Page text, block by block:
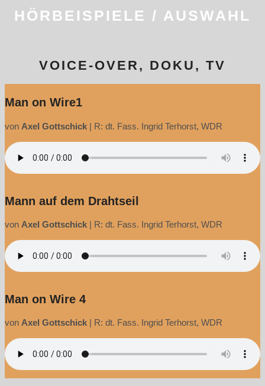
HÖRBEISPIELE / AUSWAHL
VOICE-OVER, DOKU, TV
Man on Wire1
von Axel Gottschick | R: dt. Fass. Ingrid Terhorst, WDR
Mann auf dem Drahtseil
von Axel Gottschick | R: dt. Fass. Ingrid Terhorst, WDR
Man on Wire 4
von Axel Gottschick | R: dt. Fass. Ingrid Terhorst, WDR